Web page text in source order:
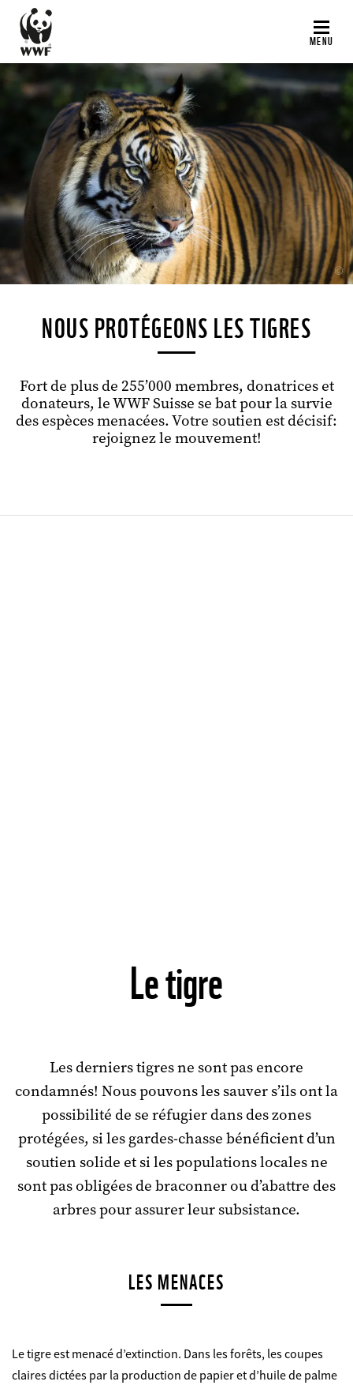
contenu
principal
MENU
©
NOUS PROTÉGEONS LES TIGRES
Fort de plus de 255’000 membres, donatrices et
donateurs, le WWF Suisse se bat pour la survie
des espèces menacées. Votre soutien est décisif:
rejoignez le mouvement!
Le tigre
Les derniers tigres ne sont pas encore
condamnés! Nous pouvons les sauver s’ils ont la
possibilité de se réfugier dans des zones
protégées, si les gardes-chasse bénéficient d’un
soutien solide et si les populations locales ne
sont pas obligées de braconner ou d’abattre des
arbres pour assurer leur subsistance.
LES MENACES
Le tigre est menacé d’extinction. Dans les forêts, les coupes
claires dictées par la production de papier et d’huile de palme